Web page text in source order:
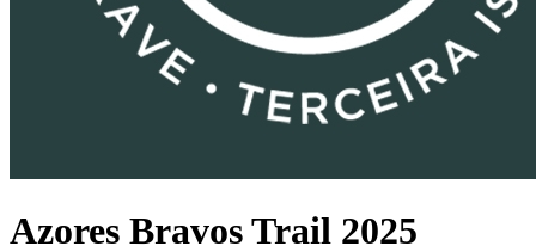
Azores Bravos Trail 2025